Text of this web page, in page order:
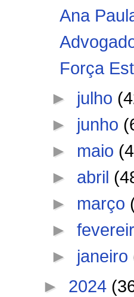
Ana
Força
► julho
► junho
► maio
► abril
► março
►
► janeiro
► 2024